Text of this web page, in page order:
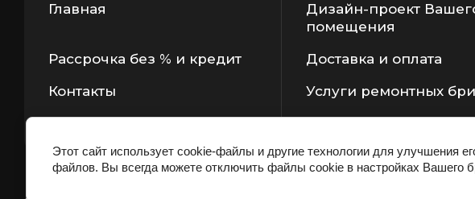
Главная
Дизайн-проект
помещения
Рассрочка без % и кредит Доставка и оплата
Контакты
Услуги ремонтных
Этот сайт использует cookie-файлы и другие технологии для улучшения
файлов. Вы всегда можете отключить файлы cookie в настройках Вашего